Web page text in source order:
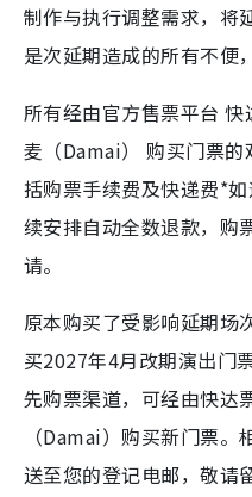
制作与执行调整需求，将
是次延期造成的所有不便
所有经由官方售票平台
麦（Damai） 购买门票
括购票手续费及快递费*
续安排自动全数退款，购
请。
原本购买了受影响延期场
买2027年4月改期演出门
先购票渠道，可经由快
（Damai）购买新门票
送至您的登记电邮，敬请